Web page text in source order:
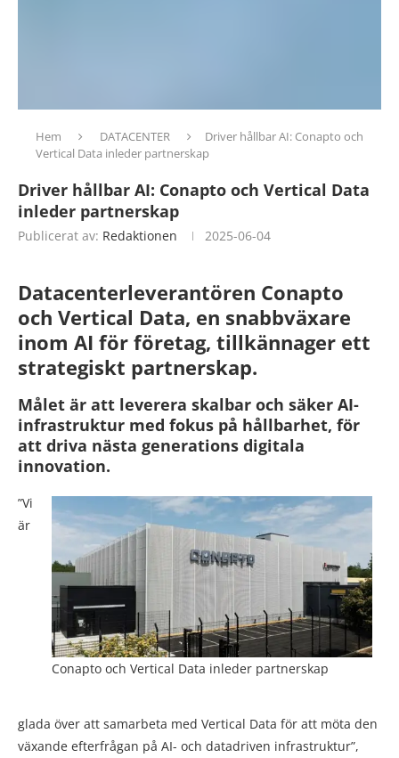
Hem DATACENTER
Driver hållbar AI: Conapto och
Vertical Data inleder partnerskap
Driver hållbar AI: Conapto och Vertical Data
inleder partnerskap
Publicerat av: Redaktionen 2025-06-04
Datacenterleverantören Conapto
och Vertical Data, en snabbväxare
inom AI för företag, tillkännager ett
strategiskt partnerskap.
Målet är att leverera skalbar och säker AI-
infrastruktur med fokus på hållbarhet, för
att driva nästa generations digitala
innovation.
Conapto och Vertical Data inleder partnerskap
”Vi
är
glada över att samarbeta med Vertical Data för att möta den
växande efterfrågan på AI- och datadriven infrastruktur”,